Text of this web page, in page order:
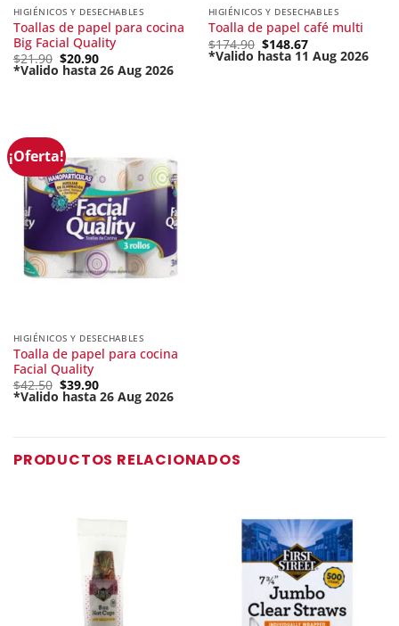
HIGIÉNICOS Y DESECHABLES
Toallas de papel para cocina
Big Facial Quality
$21.90 Original
price
was:
$20.90
*Valido hasta 26 Aug 2026
Current
HIGIÉNICOS Y DESECHABLES
Toalla de papel café multi
$174.90 Original
price
was:
$148.67
*Valido hasta 11 Aug 2026
Current
¡Oferta!
HIGIÉNICOS Y DESECHABLES
Toalla de papel para cocina
Facial Quality
$42.50 Original
price
$39.90
*Valido hasta 26 Aug 2026
PRODUCTOS RELACIONADOS